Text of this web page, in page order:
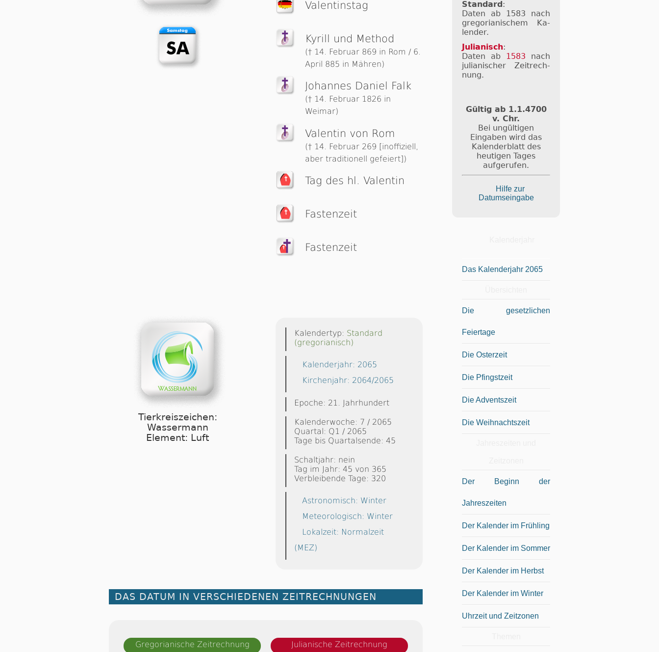
Valentinstag
Kyrill und Method
(† 14. Februar 869 in Rom / 6.
April 885 in Mähren)
Johannes Daniel Falk
(† 14. Februar 1826 in
Weimar)
Valentin von Rom
(† 14. Februar 269 [inoffiziell,
aber traditionell gefeiert])
Tag des hl. Valentin
Fastenzeit
Fastenzeit
Tierkreiszeichen:
Wassermann
Element: Luft
Kalendertyp: Standard
(gregorianisch)
Kalenderjahr: 2065
Kirchenjahr: 2064/2065
Epoche: 21. Jahrhundert
Kalenderwoche: 7 / 2065
Quartal: Q1 / 2065
Tage bis Quartalsende: 45
Schaltjahr: nein
Tag im Jahr: 45 von 365
Verbleibende Tage: 320
Astronomisch: Winter
Meteorologisch: Winter
Lokalzeit: Normalzeit
(MEZ)
DAS DATUM IN VERSCHIEDENEN ZEITRECHNUNGEN
Gregorianische Zeitrechnung
Julianische Zeitrechnung
Standard :
Daten ab 1583 nach
gre­go­ri­a­ni­schem Ka­
len­der.
Julianisch:
Daten ab 1583 nach
ju­li­a­ni­scher Zeit­rech­
nung.
Gültig ab 1.1.4700
v. Chr.
Bei ungültigen
Eingaben wird das
Kalenderblatt des
heutigen Tages
aufgerufen.
Hilfe zur
Datumseingabe
Das Kalenderjahr 2065
Die gesetzlichen
Feiertage
Die Osterzeit
Die Pfingstzeit
Die Adventszeit
Die Weihnachtszeit
Der Beginn der
Jahreszeiten
Der Kalender im Frühling
Der Kalender im Sommer
Der Kalender im Herbst
Der Kalender im Winter
Uhrzeit und Zeitzonen